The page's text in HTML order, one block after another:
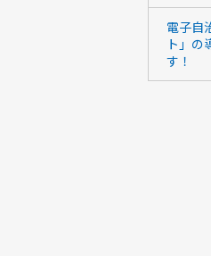
電子自
ト」の
す！